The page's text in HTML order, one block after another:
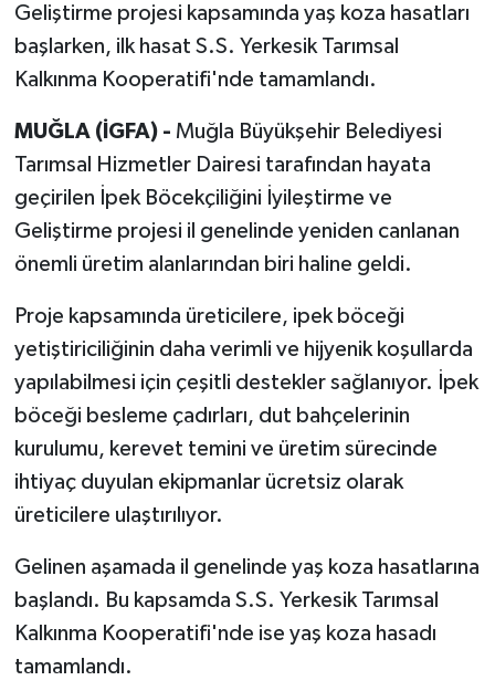
Geliştirme projesi kapsamında yaş koza hasatları
başlarken, ilk hasat S.S. Yerkesik Tarımsal
Kalkınma Kooperatifi'nde tamamlandı.
MUĞLA (İGFA) - Muğla Büyükşehir Belediyesi
Tarımsal Hizmetler Dairesi tarafından hayata
geçirilen İpek Böcekçiliğini İyileştirme ve
Geliştirme projesi il genelinde yeniden canlanan
önemli üretim alanlarından biri haline geldi.
Proje kapsamında üreticilere, ipek böceği
yetiştiriciliğinin daha verimli ve hijyenik koşullarda
yapılabilmesi için çeşitli destekler sağlanıyor. İpek
böceği besleme çadırları, dut bahçelerinin
kurulumu, kerevet temini ve üretim sürecinde
ihtiyaç duyulan ekipmanlar ücretsiz olarak
üreticilere ulaştırılıyor.
Gelinen aşamada il genelinde yaş koza hasatlarına
başlandı. Bu kapsamda S.S. Yerkesik Tarımsal
Kalkınma Kooperatifi'nde ise yaş koza hasadı
tamamlandı.